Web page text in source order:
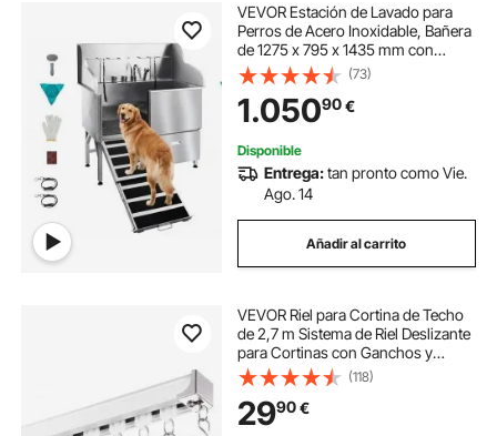
VEVOR Estación de Lavado para
Perros de Acero Inoxidable, Bañera
de 1275 x 795 x 1435 mm con
Rampa, Grifo, Ducha, Correa y
Jabonera para Mascotas Grandes,
Medianas y Pequeñas, Puerta
Izquierda
(73)
1.05090€
Disponible
Entrega:tan pronto como Vie.
Ago. 14
Añadir al carrito
VEVOR Riel para Cortina de Techo
de 2,7 m Sistema de Riel Deslizante
para Cortinas con Ganchos y
Herrajes, Riel Divisor de Ambientes
de Montaje en Techo o Pared para
Sala de Estar, Dormitorio, Blanco
(118)
2990€